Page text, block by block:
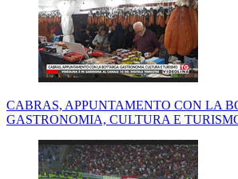
CABRAS, APPUNTAMENTO CON LA
GASTRONOMIA, CULTURA E